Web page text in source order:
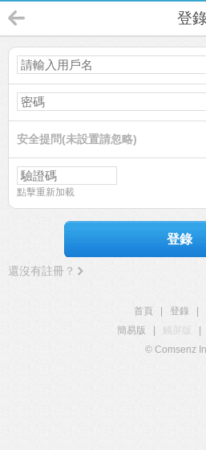
登
安全提問(未設置請忽略)
點擊重新加載
登錄
還沒有註冊？
首頁 登錄
簡易版
觸屏版
© Comsenz